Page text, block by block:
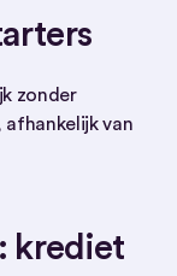
zonder
van
krediet